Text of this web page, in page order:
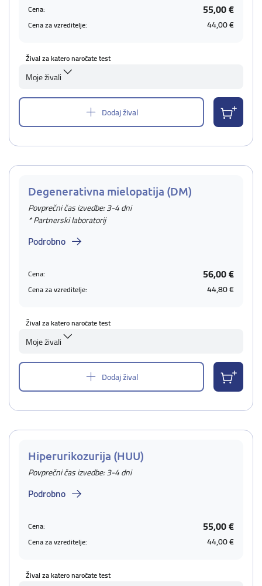
Cena: 55,00 €
Cena za vzreditelje: 44,00 €
Žival za katero naročate test
Moje živali
Dodaj žival
Degenerativna mielopatija (DM)
Povprečni čas izvedbe: 3-4 dni
* Partnerski laboratorij
Podrobno
Cena: 56,00 €
Cena za vzreditelje: 44,80 €
Žival za katero naročate test
Moje živali
Dodaj žival
Hiperurikozurija (HUU)
Povprečni čas izvedbe: 3-4 dni
Podrobno
Cena: 55,00 €
Cena za vzreditelje: 44,00 €
Žival za katero naročate test